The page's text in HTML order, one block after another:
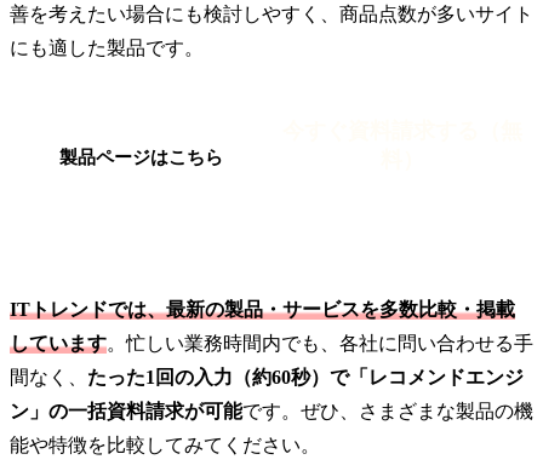
善を考えたい場合にも検討しやすく、商品点数が多いサイト
にも適した製品です。
製品ページはこちら
ITトレンドでは、最新の製品・サービスを多数比較・掲載
しています。忙しい業務時間内でも、各社に問い合わせる手
間なく、 たった1回の入力（約60秒）で「レコメンドエンジ
ン」の一括資料請求が可能です。ぜひ、さまざまな製品の機
能や特徴を比較してみてください。